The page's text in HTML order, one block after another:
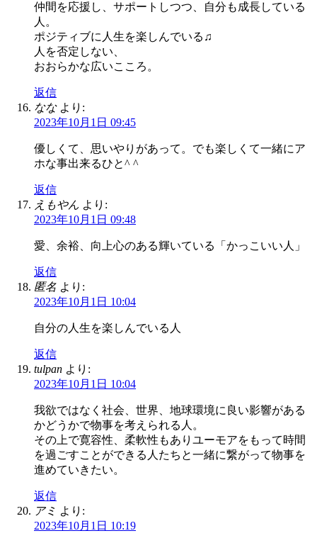
仲間を応援し、サポートしつつ、自分も成長している
人。
ポジティブに人生を楽しんでいる♫
人を否定しない、
おおらかな広いこころ。
返信
なな より:
2023年10月1日 09:45
優しくて、思いやりがあって。でも楽しくて一緒にア
ホな事出来るひと^ ^
返信
えもやん より:
2023年10月1日 09:48
愛、余裕、向上心のある輝いている「かっこいい人」
返信
匿名 より:
2023年10月1日 10:04
自分の人生を楽しんでいる人
返信
tulpan より:
2023年10月1日 10:04
我欲ではなく社会、世界、地球環境に良い影響がある
かどうかで物事を考えられる人。
その上で寛容性、柔軟性もありユーモアをもって時間
を過ごすことができる人たちと一緒に繋がって物事を
進めていきたい。
返信
アミ より:
2023年10月1日 10:19